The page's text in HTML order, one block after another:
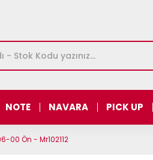
NOTE NAVARA PICK UP
00 Ön - Mr102112